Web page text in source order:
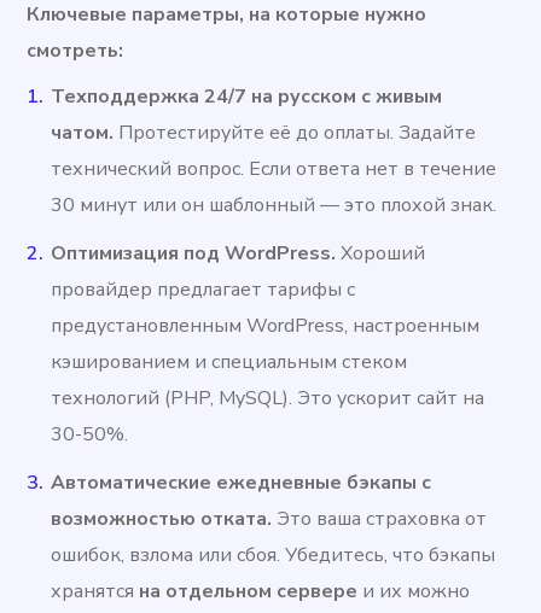
Ключевые параметры, на которые нужно
смотреть:
Техподдержка 24/7 на русском с живым
чатом. Протестируйте её до оплаты. Задайте
технический вопрос. Если ответа нет в течение
30 минут или он шаблонный — это плохой знак.
Оптимизация под WordPress. Хороший
провайдер предлагает тарифы с
предустановленным WordPress, настроенным
кэшированием и специальным стеком
технологий (PHP, MySQL). Это ускорит сайт на
30-50%.
Автоматические ежедневные бэкапы с
возможностью отката. Это ваша страховка от
ошибок, взлома или сбоя. Убедитесь, что бэкапы
хранятся на отдельном сервере и их можно